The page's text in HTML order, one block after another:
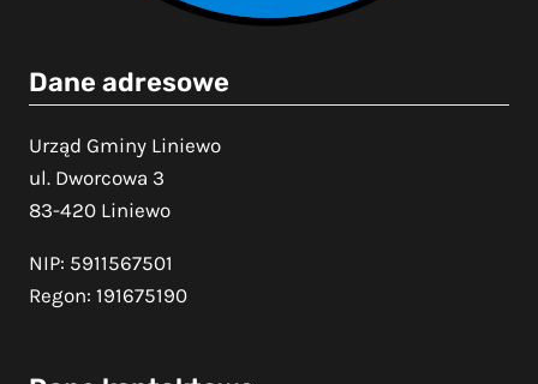
Dane adresowe
Urząd Gminy Liniewo
ul. Dworcowa 3
83-420 Liniewo
NIP: 5911567501
Regon: 191675190